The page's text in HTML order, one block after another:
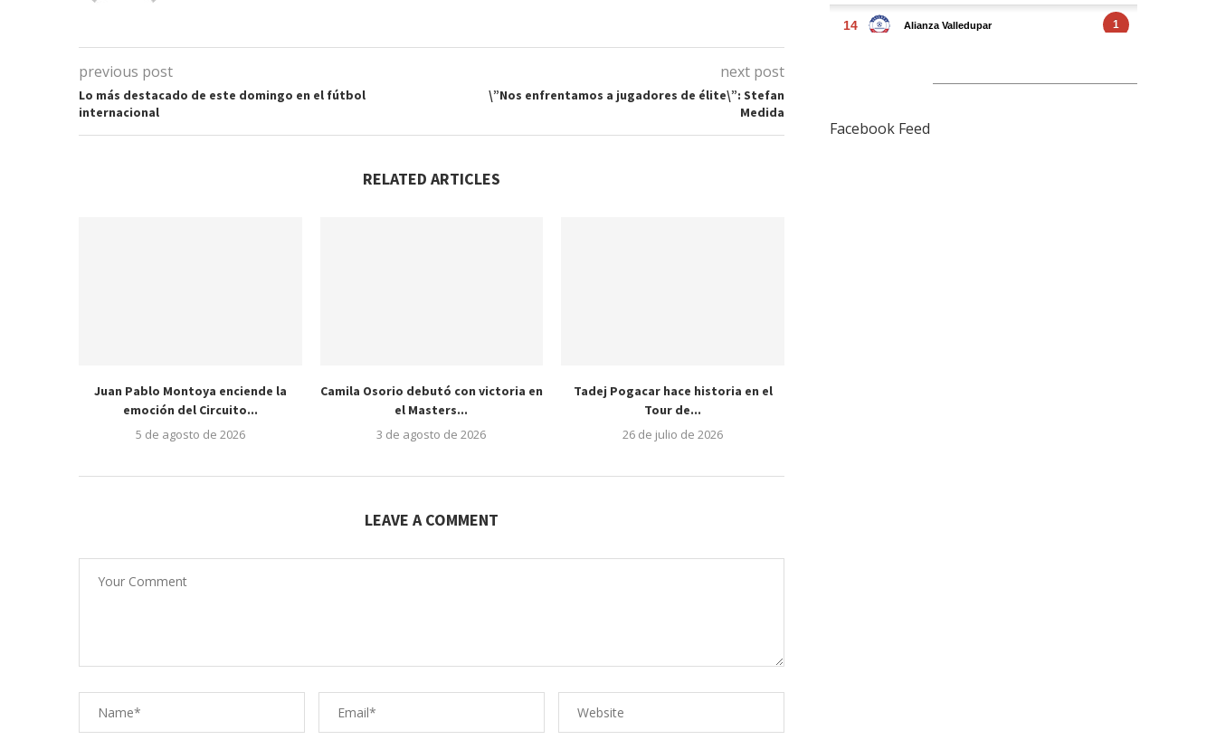
previous post
Lo más destacado de este domingo en el fútbol
internacional
next post
\”Nos enfrentamos a jugadores de élite\”: Stefan
Medida
RELATED ARTICLES
Juan Pablo Montoya enciende la
emoción del Circuito...
5 de agosto de 2026
Camila Osorio debutó con victoria en
el Masters...
3 de agosto de 2026
Tadej Pogacar hace historia en el
Tour de...
26 de julio de 2026
LEAVE A COMMENT
Facebook Feed